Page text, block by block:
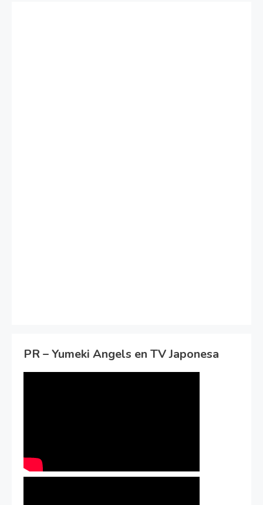
PR – Yumeki Angels en TV Japonesa